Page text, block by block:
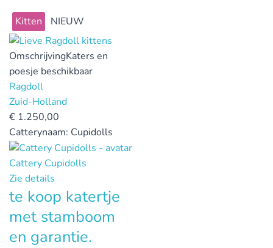
Kitten NIEUW
OmschrijvingKaters en
poesje beschikbaar
Ragdoll
Zuid-Holland
€ 1.250,00
Catterynaam: Cupidolls
Cattery Cupidolls
Zie details
te koop katertje
met stamboom
en garantie.